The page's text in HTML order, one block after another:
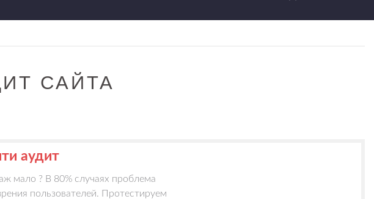
САЙТА
аудит
мало ? В 80% случаях проблема
пользователей. Протестируем